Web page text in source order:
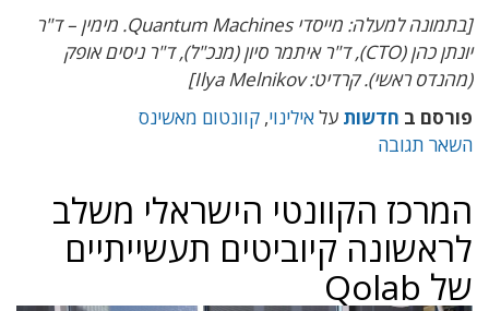
[בתמונה למעלה: מייסדי Quantum Machines. מימין – ד"ר
יונתן כהן (CTO), ד"ר איתמר סיון (מנכ"ל), ד"ר ניסים אופק
(מהנדס ראשי). קרדיט: Ilya Melnikov]
פורסם ב חדשות עלאילינוי, קוונטום מאשינס
השאר תגובה
המרכז הקוונטי הישראלי משלב
לראשונה קיוביטים תעשייתיים
של Qolab